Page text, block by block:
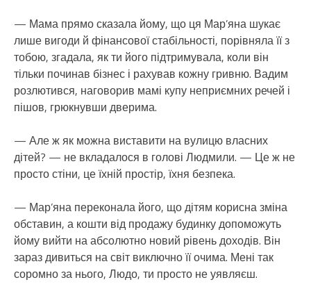
— Мама прямо сказала йому, що ця Мар’яна шукає
лише вигоди й фінансової стабільності, порівняла її з
тобою, згадала, як ти його підтримувала, коли він
тільки починав бізнес і рахував кожну гривню. Вадим
розлютився, наговорив мамі купу неприємних речей і
пішов, грюкнувши дверима.
— Але ж як можна виставити на вулицю власних
дітей? — не вкладалося в голові Людмили. — Це ж не
просто стіни, це їхній простір, їхня безпека.
— Мар’яна переконала його, що дітям корисна зміна
обставин, а кошти від продажу будинку допоможуть
йому вийти на абсолютно новий рівень доходів. Він
зараз дивиться на світ виключно її очима. Мені так
соромно за нього, Людо, ти просто не уявляєш.